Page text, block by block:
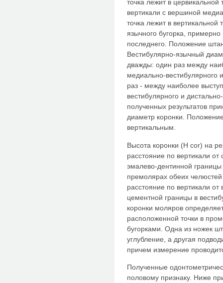
точка лежит в
вертикали с вершиной
точка лежит в
язычного бугорка,
последнего. Положение
Вестибулярно-язычный
дважды: один раз между
медиально-вестибулярного
раз - между наиболее
вестибулярного и
полученных результатов
диаметр коронки.
вертикальным.
Высота коронки (Н соr) на
расстояние по вертикали
эмалево-дентинной
премолярах обеих
расстояние по вертикали
цементной границы в
коронки моляров
расположенной точки в
бугорками. Одна из ножек
углубление, а другая
причем измерение
Полученные
половому признаку. Ниже